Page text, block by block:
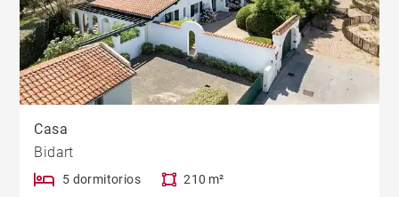
Casa
Bidart
5 dormitorios 210 m²